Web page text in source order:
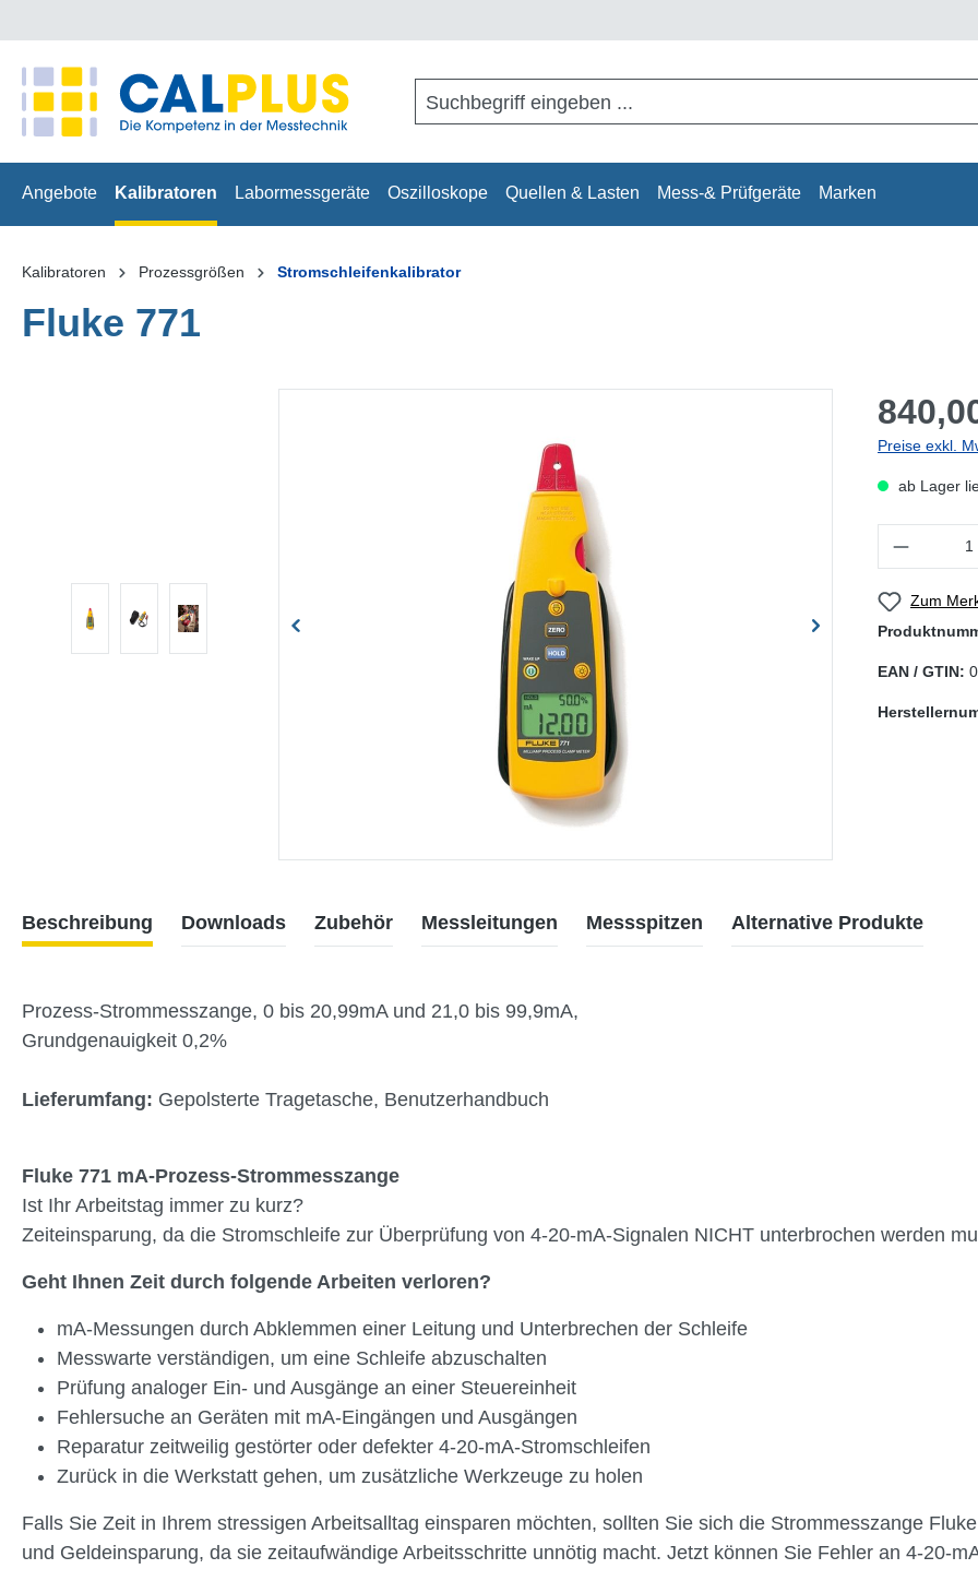
Angebote Kalibratoren Labormessgeräte Oszilloskope Quellen & Lasten Mess-& Prüfgeräte Marken
Kalibratoren Prozessgrößen Stromschleifenkalibrator
Fluke 771
Preise exkl.
ab Lager
Zum
EAN / GTIN:
Beschreibung Downloads Zubehör Messleitungen Messspitzen Alternative Produkte
Prozess-Strommesszange, 0 bis 20,99mA und 21,0 bis 99,9mA,
Grundgenauigkeit 0,2%
Lieferumfang: Gepolsterte Tragetasche, Benutzerhandbuch
Fluke 771 mA-Prozess-Strommesszange
Ist Ihr Arbeitstag immer zu kurz?
Zeiteinsparung, da die Stromschleife zur Überprüfung von 4-20-mA-Signalen NICHT unterbrochen werden
Geht Ihnen Zeit durch folgende Arbeiten verloren?
mA-Messungen durch Abklemmen einer Leitung und Unterbrechen der Schleife
Messwarte verständigen, um eine Schleife abzuschalten
Prüfung analoger Ein- und Ausgänge an einer Steuereinheit
Fehlersuche an Geräten mit mA-Eingängen und Ausgängen
Reparatur zeitweilig gestörter oder defekter 4-20-mA-Stromschleifen
Zurück in die Werkstatt gehen, um zusätzliche Werkzeuge zu holen
Falls Sie Zeit in Ihrem stressigen Arbeitsalltag einsparen möchten, sollten Sie sich die Strommesszange
und Geldeinsparung, da sie zeitaufwändige Arbeitsschritte unnötig macht. Jetzt können Sie Fehler an 4-20-